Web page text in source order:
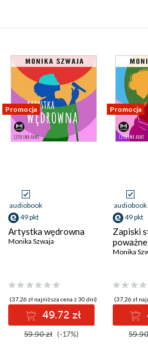
Promocja
audiobook
49 pkt
Artystka wędrowna
Monika Szwaja
(37,26 zł najniższa cena z 30 dni)
49.72 zł
59.90 zł (-17%)
Promocja
audiobook
49 pkt
Zapiski
Monika
(37,26 zł